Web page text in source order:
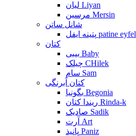
لیان Liyan
مرسین Mersin
شانل ساتن
پتینه ایفل patine eyfel
کتان
بیبی Baby
چیلک CHilek
سام Sam
کتان آبرنگی
بگونیا Begonia
ریندا کتان Rinda-k
صادیک Sadik
آرت Art
پانیذ Paniz